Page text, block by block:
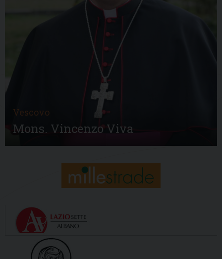
Vescovo
Mons. Vincenzo Viva